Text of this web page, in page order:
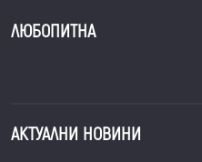
ЛЮБОПИТНА
АКТУАЛНИ НОВИНИ